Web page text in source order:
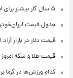
۵ سال کار بیشتر برای این گروه از متقاضیان بازنشستگی
جدول قیمت ایران‌خودرو امروز جمعه ۱۶
قیمت دلار در بازار آزاد امروز
قیمت طلا و سکه امروز جمعه ۱۶ مرداد
کدام ورزش‌ها در گرما